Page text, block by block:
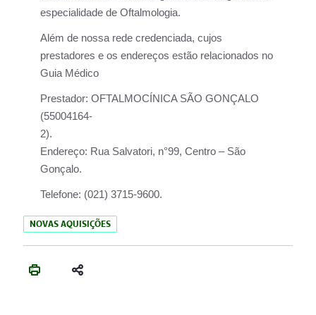
especialidade de Oftalmologia.
Além de nossa rede credenciada, cujos
prestadores e os endereços estão relacionados no
Guia Médico
Prestador: OFTALMOCÍNICA SÃO GONÇALO
(55004164-
2).
Endereço: Rua Salvatori, n°99, Centro – São
Gonçalo.
Telefone: (021) 3715-9600.
NOVAS AQUISIÇÕES